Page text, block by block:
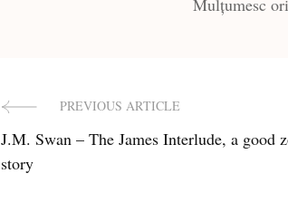
Mulțumesc
Post
Navigation
PREVIOUS ARTICLE
J.M. Swan – The James Interlude, a good
story